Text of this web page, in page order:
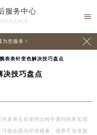
服务中心

您服务！ 
表表针变色解决技巧盘点
决技巧盘点
多表主在使用过程中遇到的常见现
能会因为环境因素、保养不当等原